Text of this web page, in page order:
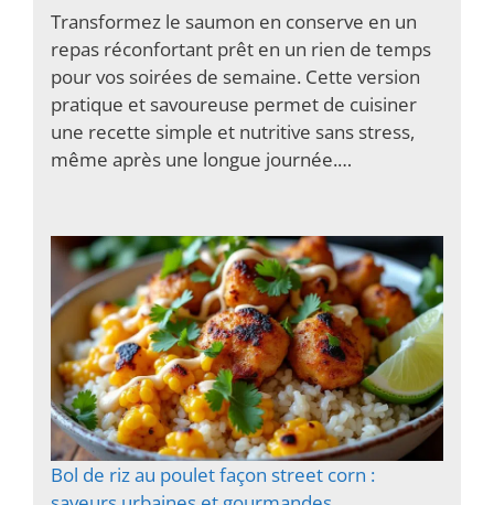
Transformez le saumon en conserve en un
repas réconfortant prêt en un rien de temps
pour vos soirées de semaine. Cette version
pratique et savoureuse permet de cuisiner
une recette simple et nutritive sans stress,
même après une longue journée.…
Bol de riz au poulet façon street corn :